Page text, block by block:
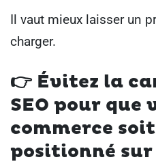
Il vaut mieux laisser un
charger.
👉 Évitez la
SEO pour que
commerce
positionné sur